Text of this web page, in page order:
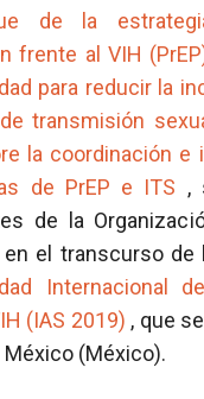
de la
frente al VIH
para reducir la
transmisión
la coordinación e
de PrEP e ITS ,
de la
en el transcurso de
Internacional
(IAS 2019) , que
México (México).